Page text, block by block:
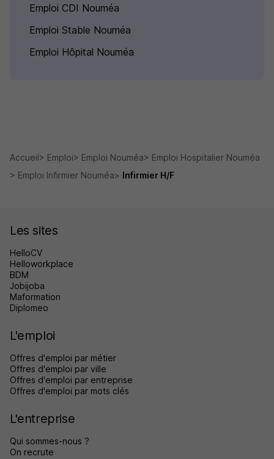
Emploi CDI Nouméa
Emploi Stable Nouméa
Emploi Hôpital Nouméa
Accueil Emploi Emploi Nouméa
Emploi Hospitalier Nouméa
Emploi Infirmier Nouméa
Infirmier H/F
Les sites
HelloCV
Helloworkplace
BDM
Jobijoba
Maformation
Diplomeo
L'emploi
Offres d'emploi par métier
Offres d'emploi par ville
Offres d'emploi par entreprise
Offres d'emploi par mots clés
L'entreprise
Qui sommes-nous ?
On recrute